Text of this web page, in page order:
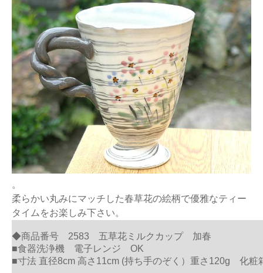
。
柔らかい丸みにマッチした春草花の絵柄で優雅なティー
タイムをお楽しみ下さい。
◆商品番号 2583 五草花ミルクカップ 加春
■食器洗浄機 電子レンジ OK
■寸法 直径8cm 高さ11cm (持ち手のぞく）重さ120g 化粧